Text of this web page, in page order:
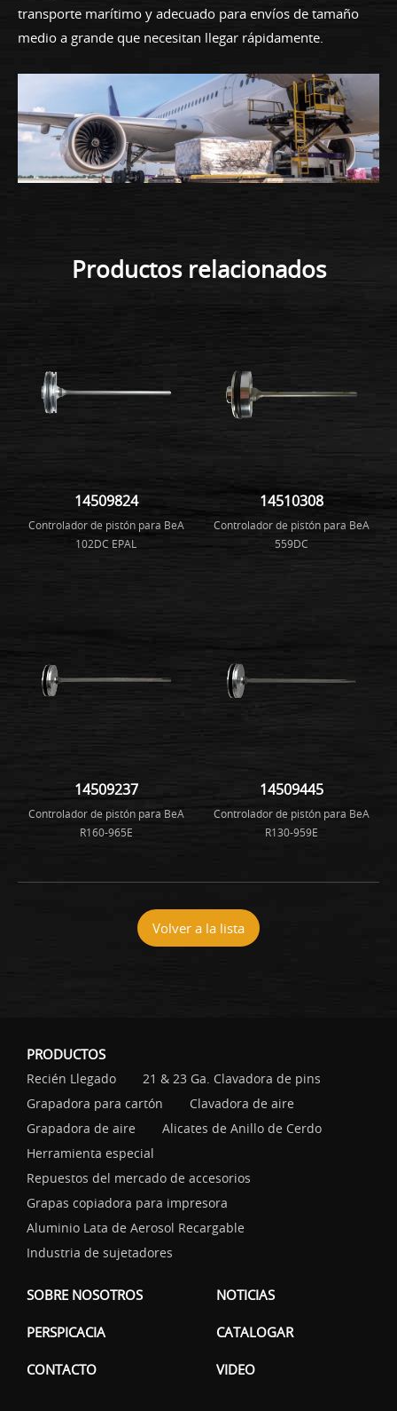
transporte marítimo y adecuado para envíos de tamaño
medio a grande que necesitan llegar rápidamente.
Productos relacionados
14509824
Controlador de pistón para BeA
102DC EPAL
14510308
Controlador de pistón para BeA
559DC
14509237
Controlador de pistón para BeA
R160-965E
14509445
Controlador de pistón para BeA
R130-959E
Volver a la lista
PRODUCTOS
Recién Llegado
21 & 23 Ga. Clavadora de pins
Grapadora para cartón
Clavadora de aire
Grapadora de aire
Alicates de Anillo de Cerdo
Herramienta especial
Repuestos del mercado de accesorios
Grapas copiadora para impresora
Aluminio Lata de Aerosol Recargable
Industria de sujetadores
SOBRE NOSOTROS NOTICIAS
PERSPICACIA CATALOGAR
CONTACTO VIDEO